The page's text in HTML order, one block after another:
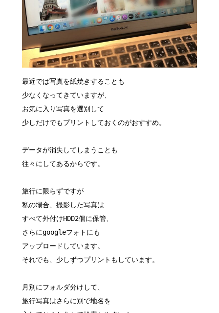
最近では写真を紙焼きすることも
少なくなってきていますが、
お気に入り写真を選別して
少しだけでもプリントしておくのがおすすめ。
データが消失してしまうことも
往々にしてあるからです。
旅行に限らずですが
私の場合、撮影した写真は
すべて外付けHDD2個に保管、
さらにgoogleフォトにも
アップロードしています。
それでも、少しずつプリントもしています。
月別にフォルダ分けして、
旅行写真はさらに別で地名を